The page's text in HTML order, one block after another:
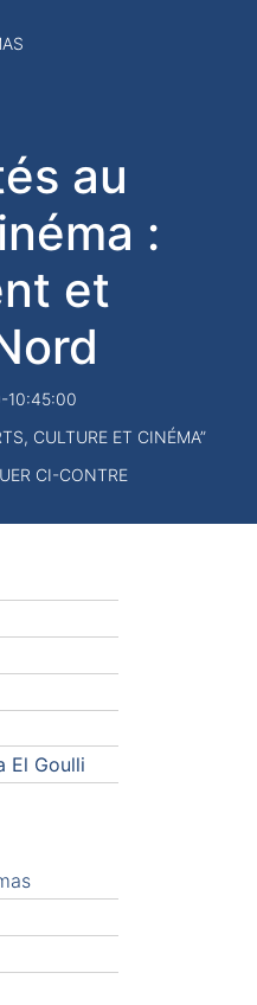
au
:
et
10:45:00
CULTURE ET CINÉMA”
CI-CONTRE
El Goulli